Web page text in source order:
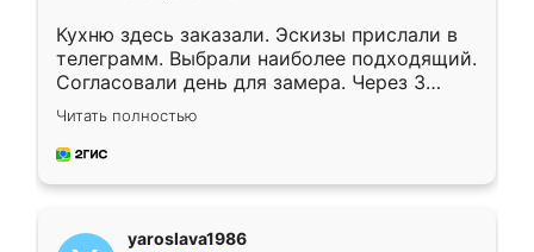
Кухню здесь заказали. Эскизы прислали в
телеграмм. Выбрали наиболее подходящий.
Согласовали день для замера. Через 3
недели кухня была уже готова. Остались
довольны работой. Спасибо Ренессанс
мебель за качественную работу!
Читать полностью
yaroslava1986